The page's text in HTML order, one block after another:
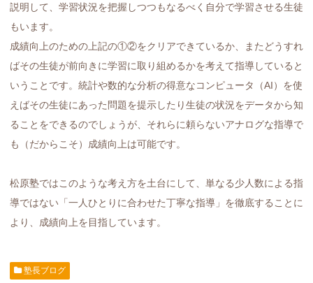
説明して、学習状況を把握しつつもなるべく自分で学習させる生徒
もいます。
成績向上のための上記の①②をクリアできているか、またどうすれ
ばその生徒が前向きに学習に取り組めるかを考えて指導していると
いうことです。統計や数的な分析の得意なコンピュータ（AI）を使
えばその生徒にあった問題を提示したり生徒の状況をデータから知
ることをできるのでしょうが、それらに頼らないアナログな指導で
も（だからこそ）成績向上は可能です。
松原塾ではこのような考え方を土台にして、単なる少人数による指
導ではない「一人ひとりに合わせた丁寧な指導」を徹底することに
より、成績向上を目指しています。
塾長ブログ